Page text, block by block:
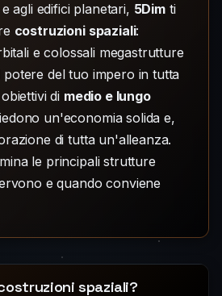
agli edifici planetari, 5Dimti
costruzioni spaziali:
e colossali megastrutture
del tuo impero in tutta
di medio e lungo
un'economia solida e,
di tutta un'alleanza.
le principali strutture
e quando conviene
spaziali?